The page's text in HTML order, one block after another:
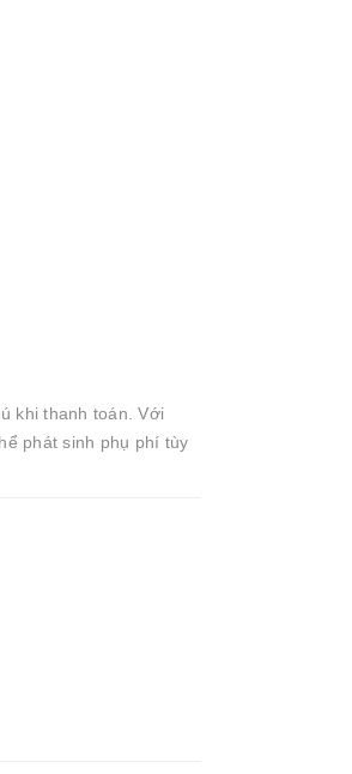
khi thanh toán. Với
phát sinh phụ phí tùy